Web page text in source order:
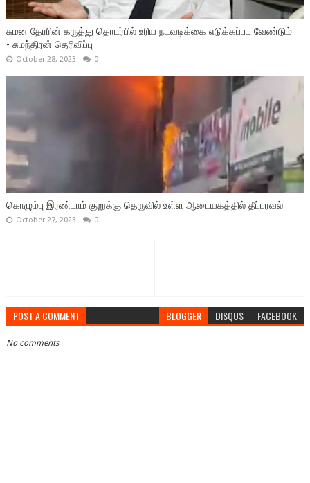
சுமன தேரரின் கருத்து தொடர்பில் உரிய நடவடிக்கை எடுக்கப்பட வேண்டும்
- சுமந்திரன் தெரிவிப்பு
October 28, 2023 0
கொழும்பு இரண்டாம் குறுக்கு தெருவில் உள்ள ஆடையகத்தில் தீப்பரவல்
October 27, 2023 0
POST A COMMENT BLOGGER DISQUS FACEBOOK
No comments